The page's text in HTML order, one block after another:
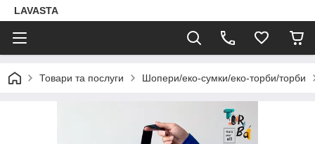
LAVASTA
Товари та послуги Шопери/еко-сумки/еко-торби/торби